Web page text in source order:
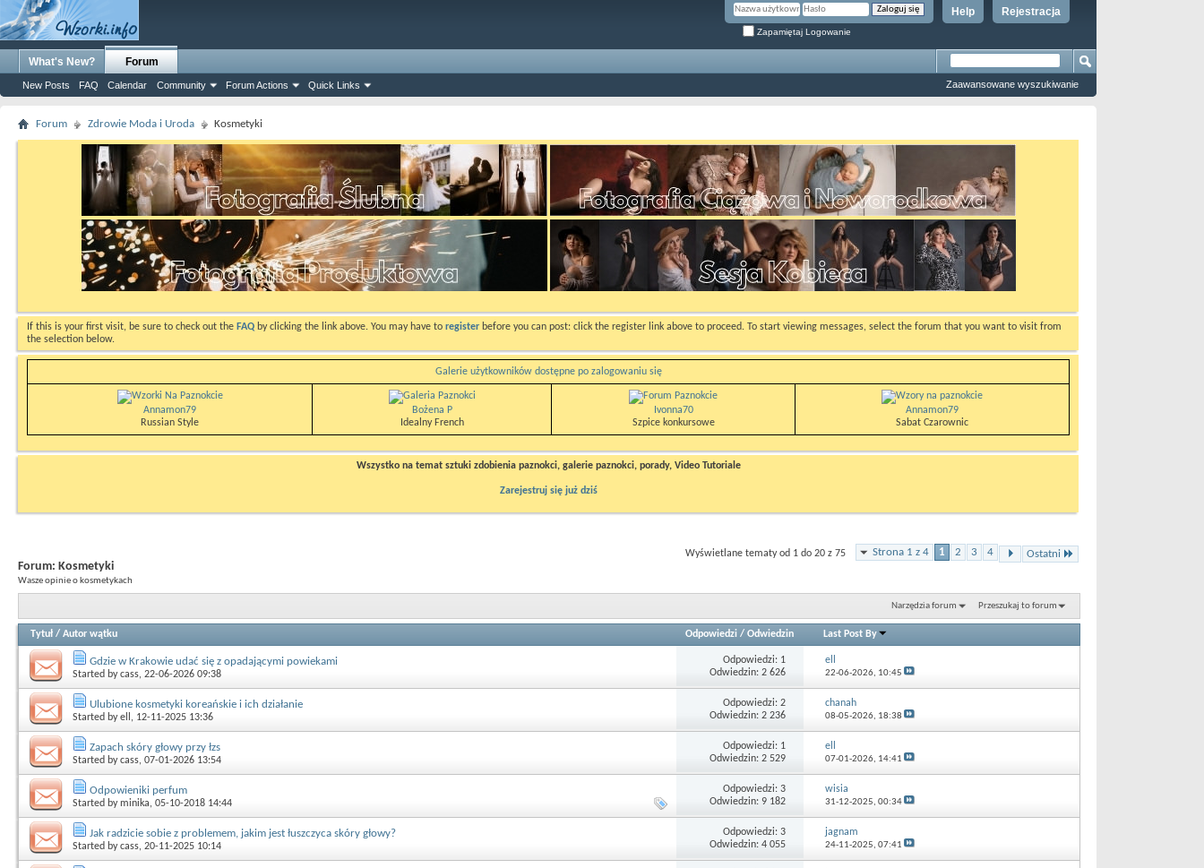
Rejestracja
Help
Zapamiętaj Logowanie
What's New? Forum
New Posts FAQ Calendar Community Forum Actions Quick Links Zaawansowane wyszukiwanie
Forum Zdrowie Moda i Uroda Kosmetyki
If this is your first visit, be sure to check out the FAQ by clicking the link above. You may have to register before you can post: click the register link above to proceed. To start viewing messages, select the forum that you want to visit from
the selection below.
Galerie użytkowników dostępne po zalogowaniu się
Annamon79
Russian Style
Bożena P
Idealny French
Ivonna70
Szpice konkursowe
Annamon79
Sabat Czarownic
Wszystko na temat sztuki zdobienia paznokci, galerie paznokci, porady, Video Tutoriale
Zarejestruj się już dziś
Strona 1 z 4 1 2 3 4 Ostatni
Wyświetlane tematy od 1 do 20 z 75
Forum: Kosmetyki
Wasze opinie o kosmetykach
Narzędzia forum Przeszukaj to forum
Tytuł / Autor wątku Odpowiedzi/ Odwiedzin Last Post By
Gdzie w Krakowie udać się z opadającymi powiekami
Started bycass, 22-06-2026 09:38
Odpowiedzi: 1
Odwiedzin: 2 626
ell
22-06-2026, 10:45
Ulubione kosmetyki koreańskie i ich działanie
Started byell , 12-11-2025 13:36
Odpowiedzi: 2
Odwiedzin: 2 236
chanah
08-05-2026, 18:38
Zapach skóry głowy przy łzs
Started bycass, 07-01-2026 13:54
Odpowiedzi: 1
Odwiedzin: 2 529
ell
07-01-2026, 14:41
Odpowieniki perfum
Started byminika, 05-10-2018 14:44
Odpowiedzi: 3
Odwiedzin: 9 182
wisia
31-12-2025, 00:34
Jak radzicie sobie z problemem, jakim jest łuszczyca skóry głowy?
Started bycass, 20-11-2025 10:14
Odpowiedzi: 3
Odwiedzin: 4 055
jagnam
24-11-2025, 07:41